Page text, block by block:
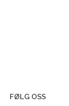
FØLG OSS